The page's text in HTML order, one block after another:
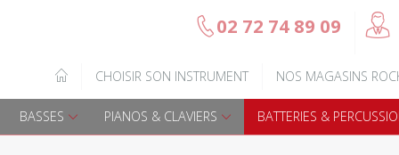
Guitares électriques Basses électriques
b02 72 74 89 09 @
7 CHOISIR SON INSTRUMENT NOS MAGASINS
BASSES PIANOS & CLAVIERS BATTERIES &